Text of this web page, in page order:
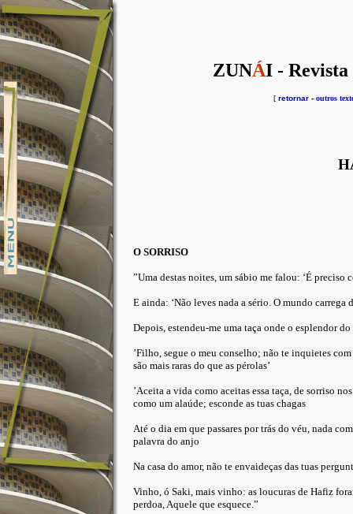
ZUNÁI - Revista
[ retornar- outros
O SORRISO
”Uma destas noites, um sábio me falou: ‘É preciso
E ainda: ‘Não leves nada a sério. O mundo carrega
Depois, estendeu-me uma taça onde o esplendor
’Filho, segue o meu conselho; não te inquietes
são mais raras do que as pérolas’
’Aceita a vida como aceitas essa taça, de sorriso
como um alaúde; esconde as tuas chagas
Até o dia em que passares por trás do véu, nada
palavra do anjo
Na casa do amor, não te envaideças das tuas
Vinho, ó Saki, mais vinho: as loucuras de Hafiz
perdoa, Aquele que esquece.”